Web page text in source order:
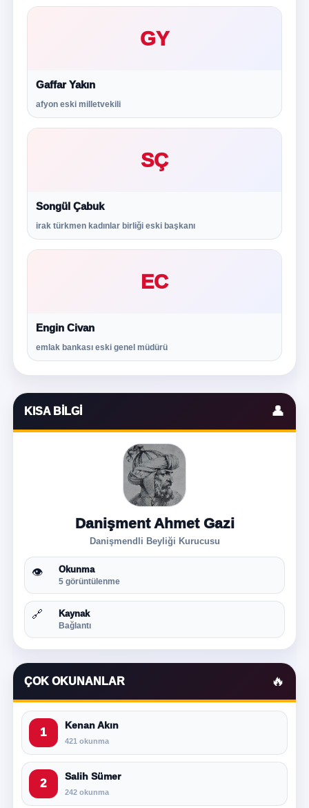
GY
Gaffar Yakın
afyon eski milletvekili
SÇ
Songül Çabuk
irak türkmen kadınlar birliği eski başkanı
EC
Engin Civan
emlak bankası eski genel müdürü
KISA BILGI 👤
Danişment Ahmet Gazi
Danişmendli Beyliği Kurucusu
👁 Okunma
5 görüntülenme
🔗 Kaynak
Bağlantı
ÇOK OKUNANLAR 🔥
1
Kenan Akın
421 okunma
2
Salih Sümer
242 okunma